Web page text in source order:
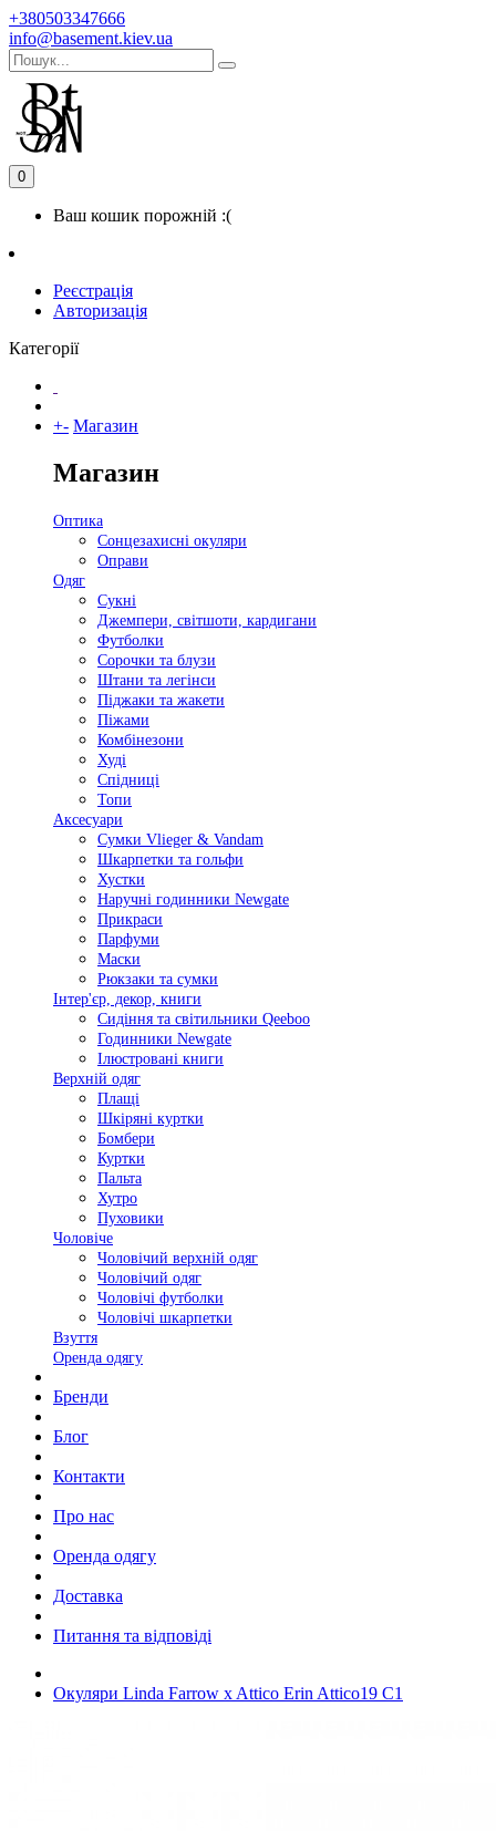
+380503347666
info@basement.kiev.ua
0
Ваш кошик порожній :(
Реєстрація
Авторизація
Категорії
+- Магазин
Магазин
Оптика
Сонцезахисні окуляри
Оправи
Одяг
Сукні
Джемпери, світшоти, кардигани
Футболки
Сорочки та блузи
Штани та легінси
Піджаки та жакети
Піжами
Комбінезони
Худі
Спідниці
Топи
Аксесуари
Сумки Vlieger & Vandam
Шкарпетки та гольфи
Хустки
Наручні годинники Newgate
Прикраси
Парфуми
Маски
Рюкзаки та сумки
Інтер'єр, декор, книги
Сидіння та світильники Qeeboo
Годинники Newgate
Ілюстровані книги
Верхній одяг
Плащі
Шкіряні куртки
Бомбери
Куртки
Пальта
Хутро
Пуховики
Чоловіче
Чоловічий верхній одяг
Чоловічий одяг
Чоловічі футболки
Чоловічі шкарпетки
Взуття
Оренда одягу
Бренди
Блог
Контакти
Про нас
Оренда одягу
Доставка
Питання та відповіді
Окуляри Linda Farrow x Attico Erin Attico19 C1